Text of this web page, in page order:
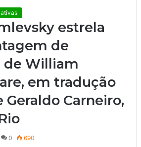
estrela
de
de William
em tradução
Carneiro,
0 690